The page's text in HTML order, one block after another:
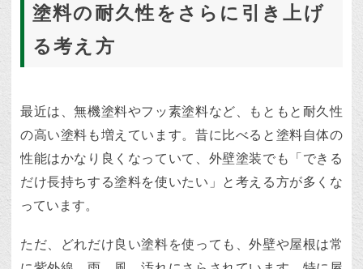
塗料の耐久性をさらに引き上げ
る考え方
最近は、無機塗料やフッ素塗料など、もともと耐久性
の高い塗料も増えています。昔に比べると塗料自体の
性能はかなり良くなっていて、外壁塗装でも「できる
だけ長持ちする塗料を使いたい」と考える方が多くな
っています。
ただ、どれだけ良い塗料を使っても、外壁や屋根は常